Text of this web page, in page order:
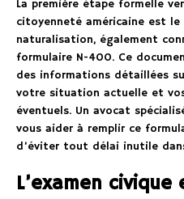
La première étape formelle
citoyenneté américaine est
naturalisation, également
formulaire N-400. Ce
des informations détaillées
votre situation actuelle et
éventuels. Un avocat
vous aider à remplir ce
d’éviter tout délai inutile
L’examen